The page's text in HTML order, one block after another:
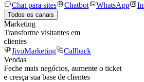
Chat para sites
Chatbot WhatsApp
Todos os canais
Marketing
Transforme visitantes em
clientes
JivoMarketing
Callback
Vendas
Feche mais negócios, aumente o ticket
e cresça sua base de clientes